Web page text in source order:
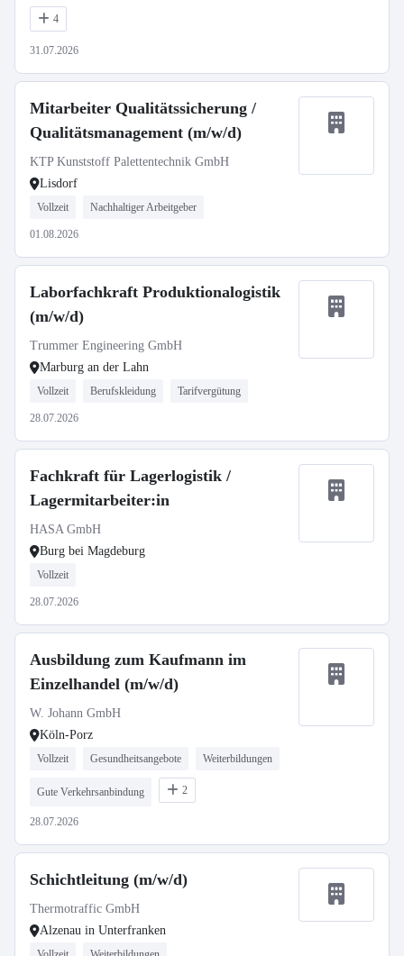
4
31.07.2026
Mitarbeiter Qualitätssicherung /
Qualitätsmanagement (m/w/d)
KTP Kunststoff Palettentechnik GmbH
Lisdorf
Vollzeit Nachhaltiger Arbeitgeber
01.08.2026
Laborfachkraft Produktionalogistik
(m/w/d)
Trummer Engineering GmbH
Marburg an der Lahn
Vollzeit Berufskleidung Tarifvergütung
28.07.2026
Fachkraft für Lagerlogistik /
Lagermitarbeiter:in
HASA GmbH
Burg bei Magdeburg
Vollzeit
28.07.2026
Ausbildung zum Kaufmann im
Einzelhandel (m/w/d)
W. Johann GmbH
Köln-Porz
Vollzeit Gesundheitsangebote Weiterbildungen
Gute Verkehrsanbindung 2
28.07.2026
Schichtleitung (m/w/d)
Thermotraffic GmbH
Alzenau in Unterfranken